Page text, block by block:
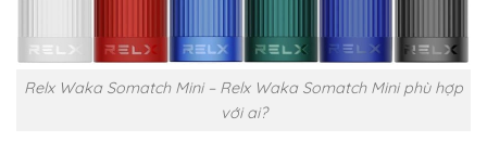
Relx Waka Somatch Mini – Relx Waka Somatch Mini phù hợp
với ai?